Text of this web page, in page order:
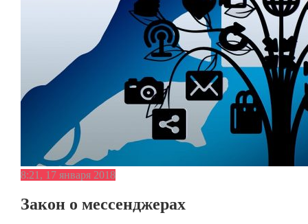
8:21, 17 января 2018
Закон о мессенджерах